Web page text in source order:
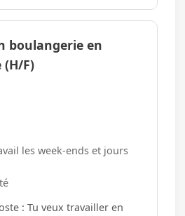
boulangerie en
F)
les week-ends et jours
en